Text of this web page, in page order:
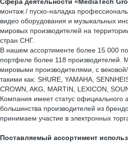
монтаж / пуско-наладка
видео оборудования и музыкальных
мировых производителей на
стран СНГ.
В нашем ассортименте более 15 000
портфеле более 118
мировыми производителями, с вековой/
такими как: SHURE, YAMAHA,
CROWN, AKG, MARTIN, LEXICON,
Компания имеет статус официального
большинства производителей из
принимаем участие в электронных
Поставляемый ассортимент